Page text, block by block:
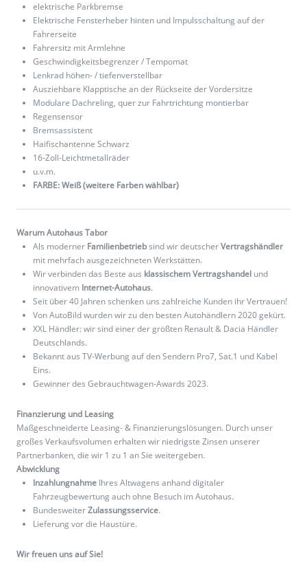
elektrische Parkbremse
Elektrische Fensterheber hinten und Impulsschaltung auf der
Fahrerseite
Fahrersitz mit Armlehne
Geschwindigkeitsbegrenzer / Tempomat
Lenkrad höhen- / tiefenverstellbar
Ausziehbare Klapptische an der Rückseite der Vordersitze
Modulare Dachreling, quer zur Fahrtrichtung montierbar
Regensensor
Bremsassistent
Haifischantenne Schwarz
16-Zoll-Leichtmetallräder
u.v.m.
FARBE: Weiß (weitere Farben wählbar)
Warum Autohaus Tabor
Als moderner Familienbetriebsind wir deutscherVertragshändler
mit mehrfach ausgezeichneten Werkstätten.
Wir verbinden das Beste aus klassischem Vertragshandel und
innovativem Internet-Autohaus.
Seit über 40 Jahren schenken uns zahlreiche Kunden ihr Vertrauen!
Von AutoBild wurden wir zu den besten Autohändlern 2020 gekürt.
XXL Händler: wir sind einer der größten Renault & Dacia Händler
Deutschlands.
Bekannt aus TV-Werbung auf den Sendern Pro7, Sat.1 und Kabel
Eins.
Gewinner des Gebrauchtwagen-Awards 2023.
Finanzierung und Leasing
Maßgeschneiderte Leasing- & Finanzierungslösungen. Durch unser
großes Verkaufsvolumen erhalten wir niedrigste Zinsen unserer
Partnerbanken, die wir 1 zu 1 an Sie weitergeben.
Abwicklung
Inzahlungnahme Ihres Altwagens anhand digitaler
Fahrzeugbewertung auch ohne Besuch im Autohaus.
BundesweiterZulassungsservice.
Lieferung vor die Haustüre.
Wir freuen uns auf Sie!